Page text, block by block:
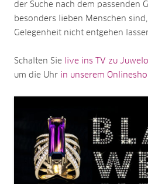
der Suche nach dem passenden
besonders lieben Menschen
Gelegenheit nicht entgehen
Schalten Sie live ins TV zu Juwelo
um die Uhr in unserem